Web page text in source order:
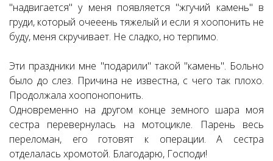
"надвигается" у меня появляется "жгучий камень" в
груди, который очееень тяжелый и если я хоопонить не
буду, меня скручивает. Не сладко, но терпимо.
Эти праздники мне "подарили" такой "камень". Больно
было до слез. Причина не известна, с чего так плохо.
Продолжала хоопонопонить.
Одновременно на другом конце земного шара моя
сестра перевернулась на мотоцикле. Парень весь
переломан, его готовят к операции. А сестра
отделалась хромотой. Благодарю, Господи!